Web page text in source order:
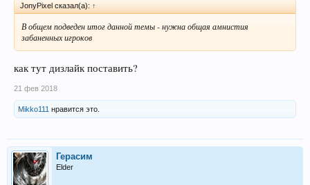
JonyPixel сказал(а): ↑
В общем подведен итог данной темы - нужна общая амнистия
забаненных игроков
как тут дизлайк поставить?
21 фев 2018
Mikko111 нравится это.
Герасим
Elder